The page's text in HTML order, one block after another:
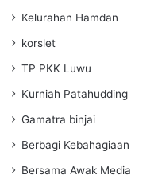
Kelurahan Hamdan
korslet
TP PKK Luwu
Kurniah Patahudding
Gamatra binjai
Berbagi Kebahagiaan
Bersama Awak Media